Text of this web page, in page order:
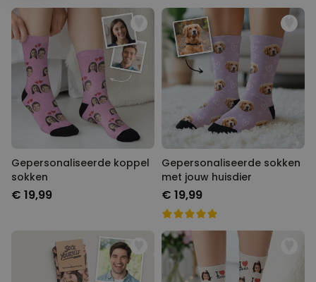
Socken für dich sind eine tolle Möglichkeit, deine Persönlichkeit zu
zeigen. Unsere hochwertigen Socken bestehen aus weichen
Materialien und bieten den ganzen Tag über Komfort. Wähle noch
heute aus unserer Auswahl an personalisierten Socken für Männer
und mache dir selbst eine besondere Freude!
Gepersonaliseerde koppel
sokken
€ 19,99
Gepersonaliseerde sokken
met jouw huisdier
€ 19,99